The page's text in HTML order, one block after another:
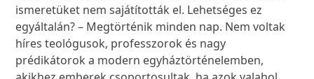
ismeretüket nem sajátították el. Lehetséges ez
egyáltalán? – Megtörténik minden nap. Nem voltak
híres teológusok, professzorok és nagy
prédikátorok a modern egyháztörténelemben,